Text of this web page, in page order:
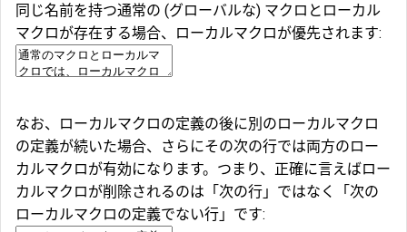
同じ名前を持つ通常の (グローバルな) マクロとローカル
マクロが存在する場合、ローカルマクロが優先されます:
なお、ローカルマクロの定義の後に別のローカルマクロ
の定義が続いた場合、さらにその次の行では両方のロー
カルマクロが有効になります。つまり、正確に言えばロー
カルマクロが削除されるのは「次の行」ではなく「次の
ローカルマクロの定義でない行」です: